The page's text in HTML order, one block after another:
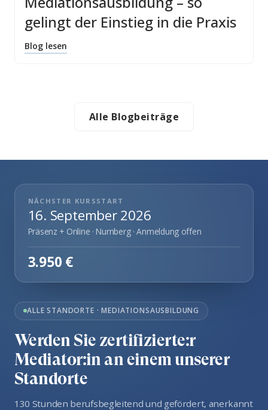
gelingt der Einstieg in die Praxis
Blog lesen
Alle Blogbeiträge
ALLE STANDORTE · MEDIATIONSAUSBILDUNG
Werden Sie zertifizierte:r
Mediator:in an einem unserer
Standorte
130 Stunden berufsbegleitend und gefördert, anerkannt
NÄCHSTER KURSSTART
16. September 2026
Präsenz + Online · Nurnberg · Anmeldung offen
3.950 €